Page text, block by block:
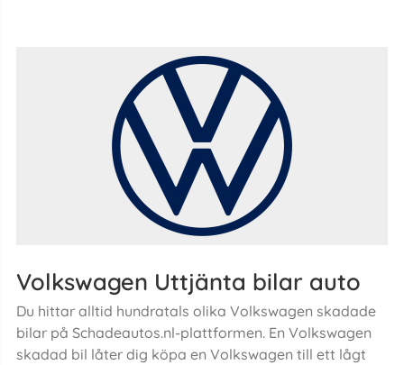
Volkswagen Uttjänta bilar auto
Du hittar alltid hundratals olika Volkswagen skadade
bilar på Schadeautos.nl-plattformen. En Volkswagen
skadad bil låter dig köpa en Volkswagen till ett lågt